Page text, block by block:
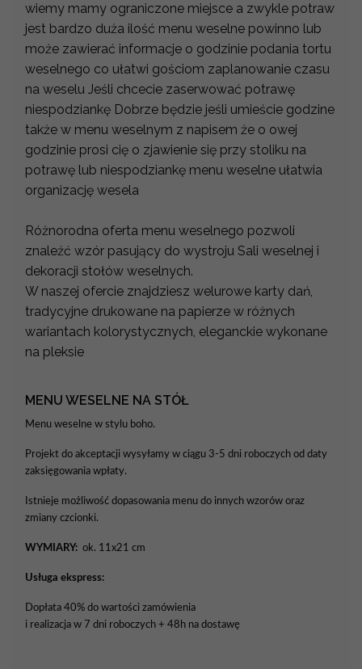
wiemy mamy ograniczone miejsce a zwykle potraw
jest bardzo duża ilość menu weselne powinno lub
może zawierać informacje o godzinie podania tortu
weselnego co ułatwi gościom zaplanowanie czasu
na weselu Jeśli chcecie zaserwować potrawę
niespodziankę Dobrze będzie jeśli umieście godzine
także w menu weselnym z napisem że o owej
godzinie prosi cię o zjawienie się przy stoliku na
potrawę lub niespodziankę menu weselne ułatwia
organizację wesela
Różnorodna oferta menu weselnego pozwoli
znaleźć wzór pasujący do wystroju Sali weselnej i
dekoracji stołów weselnych.
W naszej ofercie znajdziesz welurowe karty dań,
tradycyjne drukowane na papierze w różnych
wariantach kolorystycznych, eleganckie wykonane
na pleksie
MENU WESELNE NA STÓŁ
Menu weselne w stylu boho.
Projekt do akceptacji wysyłamy w ciągu 3-5 dni roboczych od daty
zaksięgowania wpłaty.
Istnieje możliwość dopasowania menu do innych wzorów oraz
zmiany czcionki.
WYMIARY: ok. 11x21 cm
Usługa ekspress:
Dopłata 40% do wartości zamówienia
i realizacja w 7 dni roboczych + 48h na dostawę